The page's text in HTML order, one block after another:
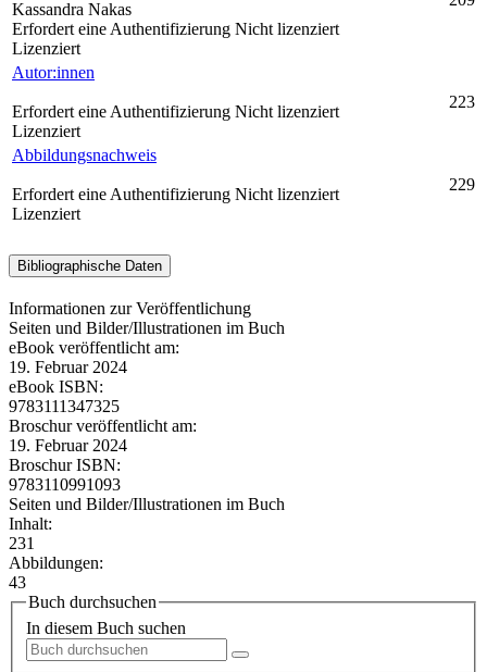
Kassandra Nakas
Erfordert eine Authentifizierung Nicht lizenziert
Lizenziert
Autor:innen
Erfordert eine Authentifizierung Nicht lizenziert
Lizenziert
223
Abbildungsnachweis
Erfordert eine Authentifizierung Nicht lizenziert
Lizenziert
229
Bibliographische Daten
Informationen zur Veröffentlichung
Seiten und Bilder/Illustrationen im Buch
eBook veröffentlicht am:
19. Februar 2024
eBook ISBN:
9783111347325
Broschur veröffentlicht am:
19. Februar 2024
Broschur ISBN:
9783110991093
Seiten und Bilder/Illustrationen im Buch
Inhalt:
231
Abbildungen:
43
Buch durchsuchen
In diesem Buch suchen